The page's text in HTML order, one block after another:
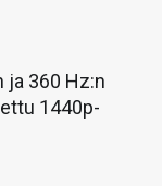
ja 360 Hz:n
1440p-